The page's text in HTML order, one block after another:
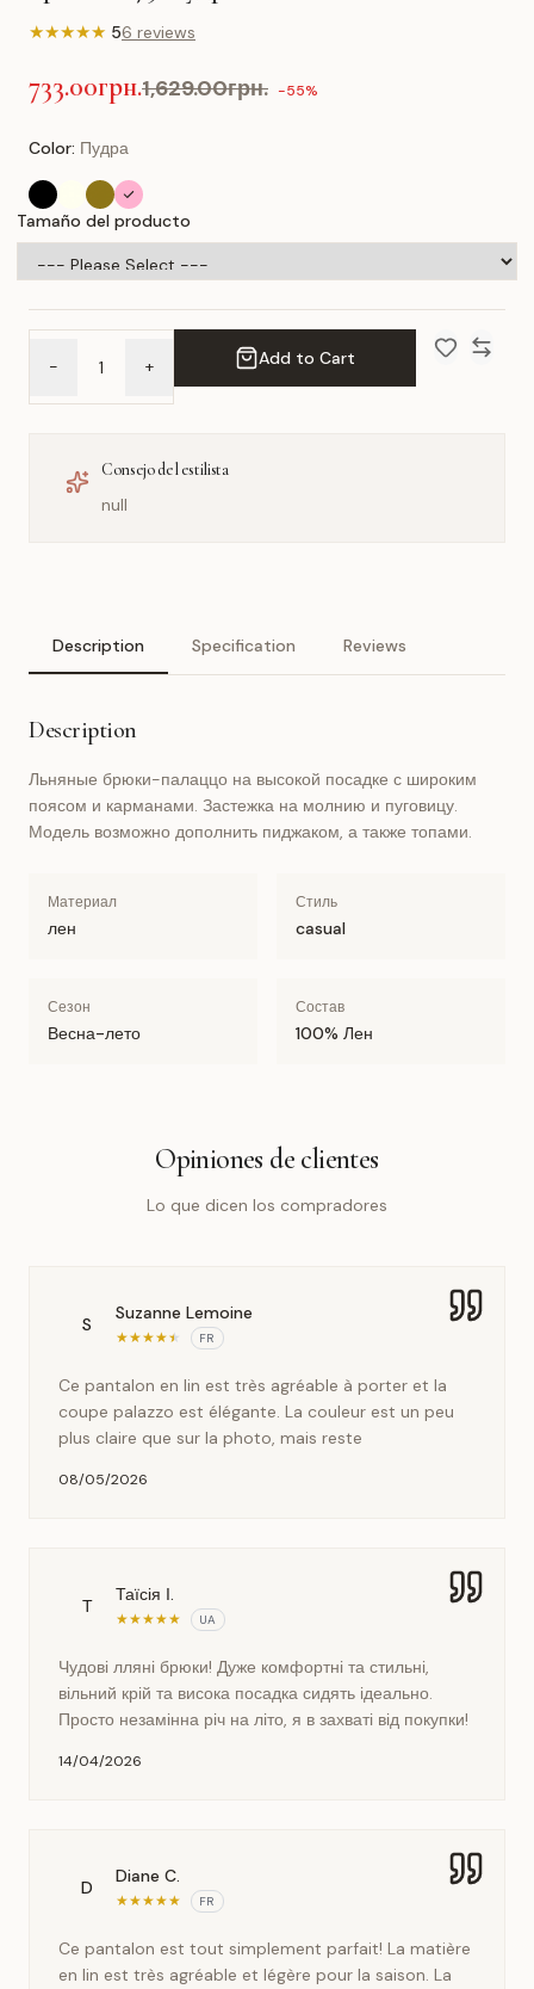
★★★★★ 56 reviews
733.00грн.1,629.00грн. -55%
Color: Пудра
Tamaño del producto
- + Add to Cart
Consejo del estilista
null
Description Specification Reviews
Description
Льняные брюки-палаццо на высокой посадке с широким
поясом и карманами. Застежка на молнию и пуговицу.
Модель возможно дополнить пиджаком, а также топами.
Материал
лен
Стиль
casual
Сезон
Весна-лето
Состав
100% Лен
Opiniones de clientes
Lo que dicen los compradores
S
Suzanne Lemoine
★★★★★ FR
Ce pantalon en lin est très agréable à porter et la
coupe palazzo est élégante. La couleur est un peu
plus claire que sur la photo, mais reste
08/05/2026
Т
Таїсія І.
★★★★★ UA
Чудові лляні брюки! Дуже комфортні та стильні,
вільний крій та висока посадка сидять ідеально.
Просто незамінна річ на літо, я в захваті від покупки!
14/04/2026
D
Diane C.
★★★★★ FR
Ce pantalon est tout simplement parfait! La matière
en lin est très agréable et légère pour la saison. La